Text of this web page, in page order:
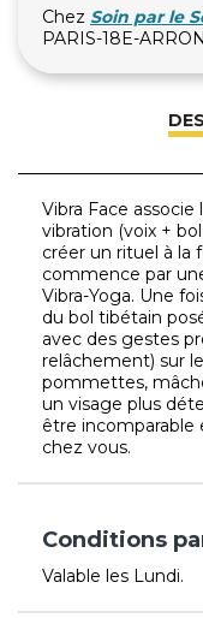
Chez Soin par le
PARIS-18E-
Vibra Face associe
vibration (voix +
créer un rituel à la
commence par
Vibra-Yoga. Une
du bol tibétain
avec des gestes
relâchement) sur
pommettes,
un visage plus
être incomparable
chez vous.
Conditions
Valable les Lundi.